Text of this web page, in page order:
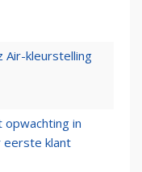
Air-kleurstelling
opwachting in
eerste klant